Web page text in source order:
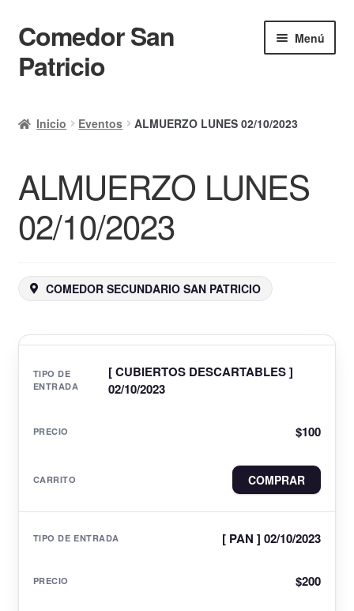
Ir
a
la
Ir
al
contenido
Comedor San
Patricio
Menú
Calendario
Mi cuenta
Ayuda Rapida
Finalizar compra
Inicio Eventos ALMUERZO LUNES 02/10/2023
ALMUERZO LUNES
02/10/2023
COMEDOR SECUNDARIO SAN PATRICIO
[ CUBIERTOS DESCARTABLES ]
02/10/2023
$100
COMPRAR
[ PAN ] 02/10/2023
$200